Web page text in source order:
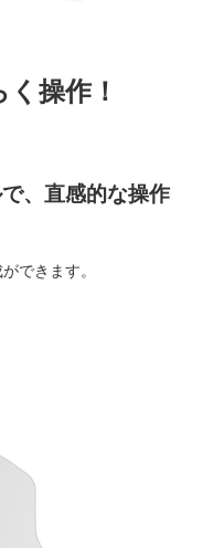
操作！
、直感的な操作
できます。